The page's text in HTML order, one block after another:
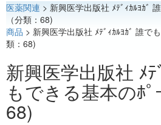
医学
看護
レジデント
医薬関連 > 新興医学出版社 ﾒﾃﾞｨｶﾙﾖｶﾞ
（分類：68)
商品 > 新興医学出版社 ﾒﾃﾞｨｶﾙﾖｶﾞ 誰で
類：68)
新興医学出版社 ﾒ
もできる基本のﾎﾟ
68)